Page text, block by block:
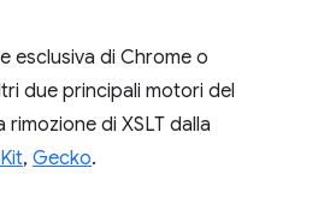
esclusiva di Chrome o
due principali motori del
di XSLT dalla
, Gecko.